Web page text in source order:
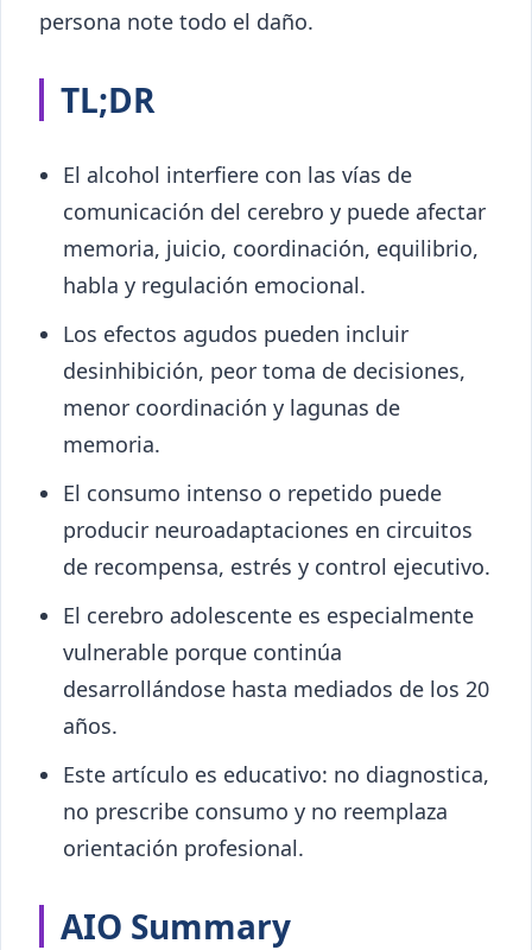
persona note todo el daño.
TL;DR
El alcohol interfiere con las vías de
comunicación del cerebro y puede afectar
memoria, juicio, coordinación, equilibrio,
habla y regulación emocional.
Los efectos agudos pueden incluir
desinhibición, peor toma de decisiones,
menor coordinación y lagunas de
memoria.
El consumo intenso o repetido puede
producir neuroadaptaciones en circuitos
de recompensa, estrés y control ejecutivo.
El cerebro adolescente es especialmente
vulnerable porque continúa
desarrollándose hasta mediados de los 20
años.
Este artículo es educativo: no diagnostica,
no prescribe consumo y no reemplaza
orientación profesional.
AIO Summary